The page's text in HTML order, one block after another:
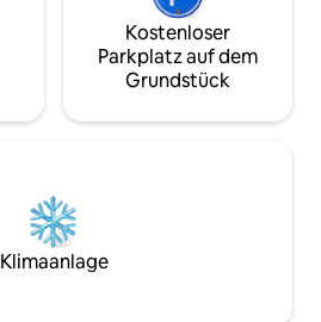
Kostenloser
Parkplatz auf dem
Grundstück
Klimaanlage